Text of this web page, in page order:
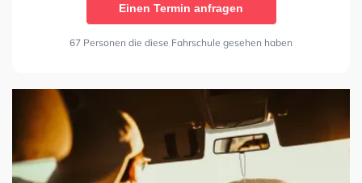
Einen Termin anfragen
67 Personen die diese Fahrschule gesehen haben